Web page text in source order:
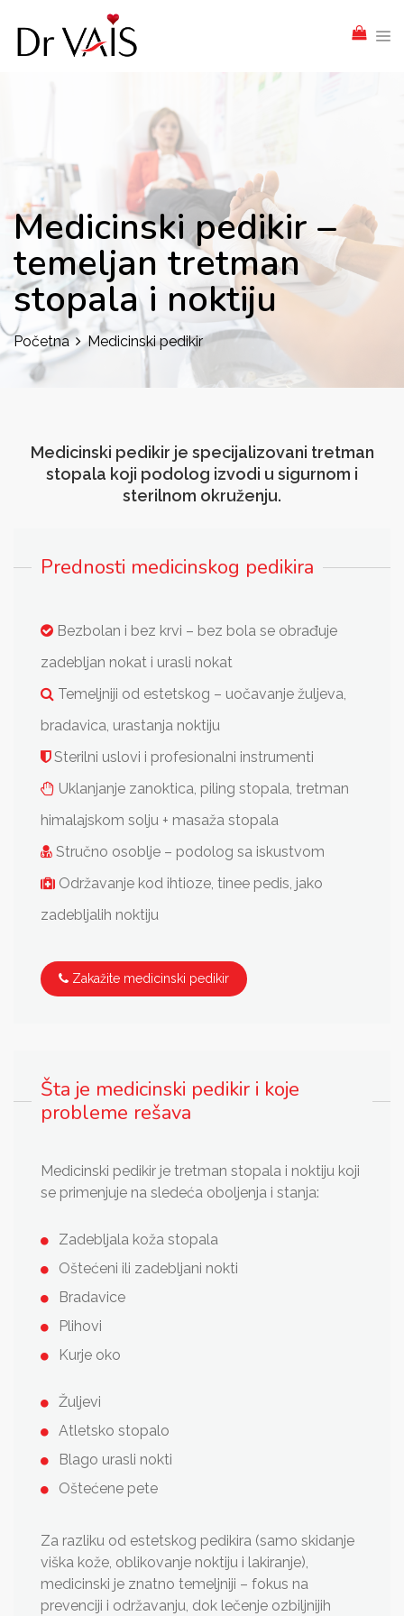
Medicinski pedikir –
temeljan tretman
stopala i noktiju
Početna Medicinski pedikir
Medicinski pedikir je specijalizovani tretman
stopala koji podolog izvodi u sigurnom i
sterilnom okruženju.
Prednosti medicinskog pedikira
Bezbolan i bez krvi – bez bola se obrađuje
zadebljan nokat i urasli nokat
Temeljniji od estetskog – uočavanje žuljeva,
bradavica, urastanja noktiju
Sterilni uslovi i profesionalni instrumenti
Uklanjanje zanoktica, piling stopala, tretman
himalajskom solju + masaža stopala
Stručno osoblje – podolog sa iskustvom
Održavanje kod ihtioze, tinee pedis, jako
zadebljalih noktiju
Zakažite medicinski pedikir
Šta je medicinski pedikir i koje
probleme rešava
Medicinski pedikir je tretman stopala i noktiju koji
se primenjuje na sledeća oboljenja i stanja:
Zadebljala koža stopala
Oštećeni ili zadebljani nokti
Bradavice
Plihovi
Kurje oko
Žuljevi
Atletsko stopalo
Blago urasli nokti
Oštećene pete
Za razliku od estetskog pedikira (samo skidanje
viška kože, oblikovanje noktiju i lakiranje),
medicinski je znatno temeljniji – fokus na
prevenciji i održavanju, dok lečenje ozbiljnijih